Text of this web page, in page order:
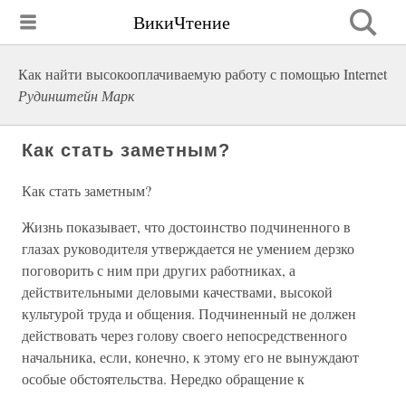
ВикиЧтение
Как найти высокооплачиваемую работу с помощью Internet
Рудинштейн Марк
Как стать заметным?
Как стать заметным?
Жизнь показывает, что достоинство подчиненного в
глазах руководителя утверждается не умением дерзко
поговорить с ним при других работниках, а
действительными деловыми качествами, высокой
культурой труда и общения. Подчиненный не должен
действовать через голову своего непосредственного
начальника, если, конечно, к этому его не вынуждают
особые обстоятельства. Нередко обращение к